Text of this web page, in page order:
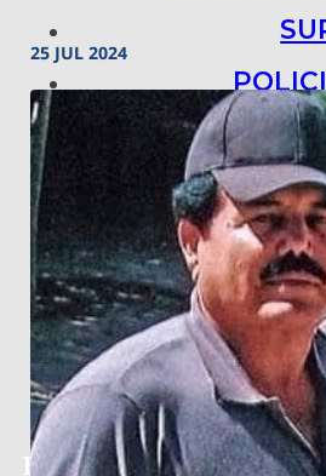
ARTE, CIENCIA
25 JUL 2024